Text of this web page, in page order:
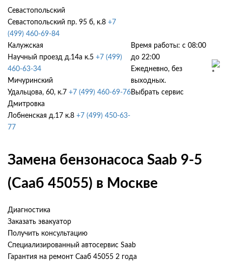
Севастопольский
Севастопольский пр. 95 б, к.8 +7
(499) 460-69-84
Калужская
Научный проезд д.14а к.5 +7 (499)
460-63-34
Мичуринский
Удальцова, 60, к.7 +7 (499) 460-69-76
Дмитровка
Лобненская д.17 к.8 +7 (499) 450-63-
77
Время работы: с 08:00
до 22:00
Ежедневно, без
выходных.
Выбрать сервис
Замена бензонасоса Saab 9-5
(Сааб 45055) в Москве
Диагностика
Заказать эвакуатор
Получить консультацию
Специализированный автосервис Saab
Гарантия на ремонт Сааб 45055 2 года